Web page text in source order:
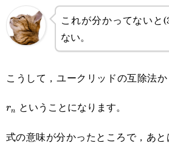
これが分かってないと
ない。
こうして，ユークリッドの互除法
rn ということになります。
式の意味が分かったところで，あ